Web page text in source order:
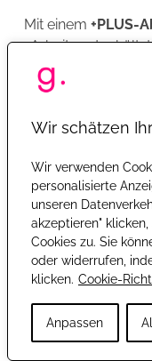
Wir schätzen
Wir verwenden
personalisierte
unseren
akzeptieren"
Cookies zu. Sie
oder widerrufen,
klicken. Cookie-
Anpassen
LUSH
Die brandneue
ausgewählten
August und ist
Geschäften
MEHR LESEN...
Mit einem +PLUS-
Arbeit und
Oder registriere dich
weiter mit Werbung
kommentieren